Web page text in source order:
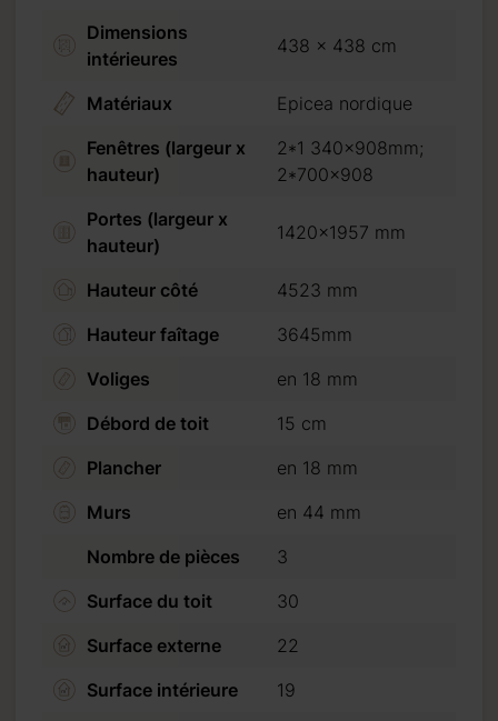
Dimensions
intérieures
438 x 438 cm
Matériaux
Epicea nordique
Fenêtres (largeur x
hauteur)
2*1 340×908mm;
2*700×908
Portes (largeur x
hauteur)
1420x1957 mm
Hauteur côté
4523 mm
Hauteur faîtage
3645mm
Voliges
en 18 mm
Débord de toit
15 cm
Plancher
en 18 mm
Murs
en 44 mm
Nombre de pièces
3
Surface du toit
30
Surface externe
22
Surface intérieure
19
de 20 %.
par
en cliquant